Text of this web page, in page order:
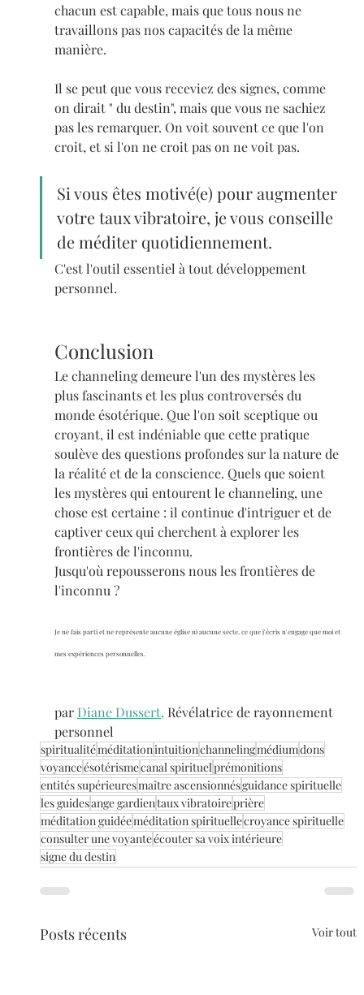
chacun est capable, mais que tous nous ne
travaillons pas nos capacités de la même
manière.
Il se peut que vous receviez des signes, comme
on dirait " du destin", mais que vous ne sachiez
pas les remarquer. On voit souvent ce que l'on
croit, et si l'on ne croit pas on ne voit pas.
Si vous êtes motivé(e) pour augmenter
votre taux vibratoire, je vous conseille
de méditer quotidiennement.
C'est l'outil essentiel à tout développement
personnel.
Conclusion
Le channeling demeure l'un des mystères les
plus fascinants et les plus controversés du
monde ésotérique. Que l'on soit sceptique ou
croyant, il est indéniable que cette pratique
soulève des questions profondes sur la nature de
la réalité et de la conscience. Quels que soient
les mystères qui entourent le channeling, une
chose est certaine : il continue d'intriguer et de
captiver ceux qui cherchent à explorer les
frontières de l'inconnu.
Jusqu'où repousserons nous les frontières de
l'inconnu ?
Je ne fais parti et ne représente aucune église ni aucune secte, ce que j'écris n'engage que moi et
mes expériences personnelles.
par Diane Dussert, Révélatrice de rayonnement
personnel
spiritualitéméditationintuitionchannelingmédiumdons
voyanceésotérismecanal spirituelprémonitions
entités supérieuresmaître ascensionnésguidance spirituelle
les guidesange gardientaux vibratoireprière
méditation guidéeméditation spirituellecroyance spirituelle
consulter une voyanteécouter sa voix intérieure
signe du destin
Posts récents Voir tout